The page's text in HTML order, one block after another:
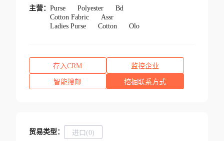
主营： Purse Polyester
Bd
Cotton Fabric
Assr
Ladies Purse
Cotton Olo
存入CRM 监控企业
智能搜邮 挖掘联系方式
贸易类型： 进口(0)